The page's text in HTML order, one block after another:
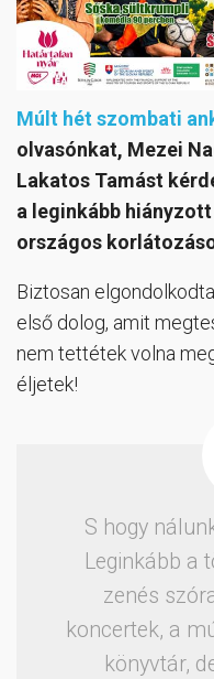
Múlt hét szombati
olvasónkat, Mezei
Lakatos Tamást
a leginkább
országos
Biztosan
első dolog, amit
nem tettétek volna
éljetek!
S hogy
Leginkább a
zenés
koncertek, a
könyvtár,